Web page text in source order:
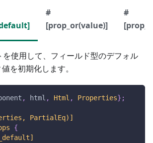
#
[prop_or(value)]
#
を使用して、フィールド型のデフォル
を初期化します。
, html , Html , Properties} ;
PartialEq)]
{